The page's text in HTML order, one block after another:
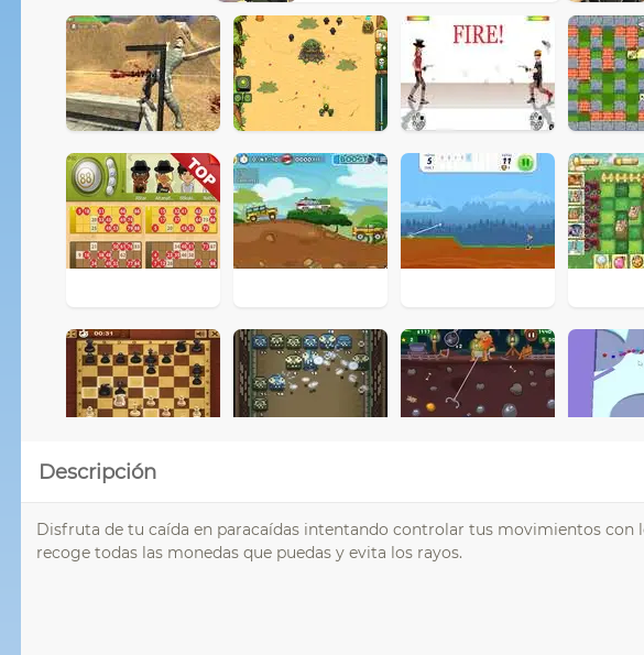
Descripción
Disfruta de tu caída en paracaídas intentando controlar tus movimientos con
recoge todas las monedas que puedas y evita los rayos.